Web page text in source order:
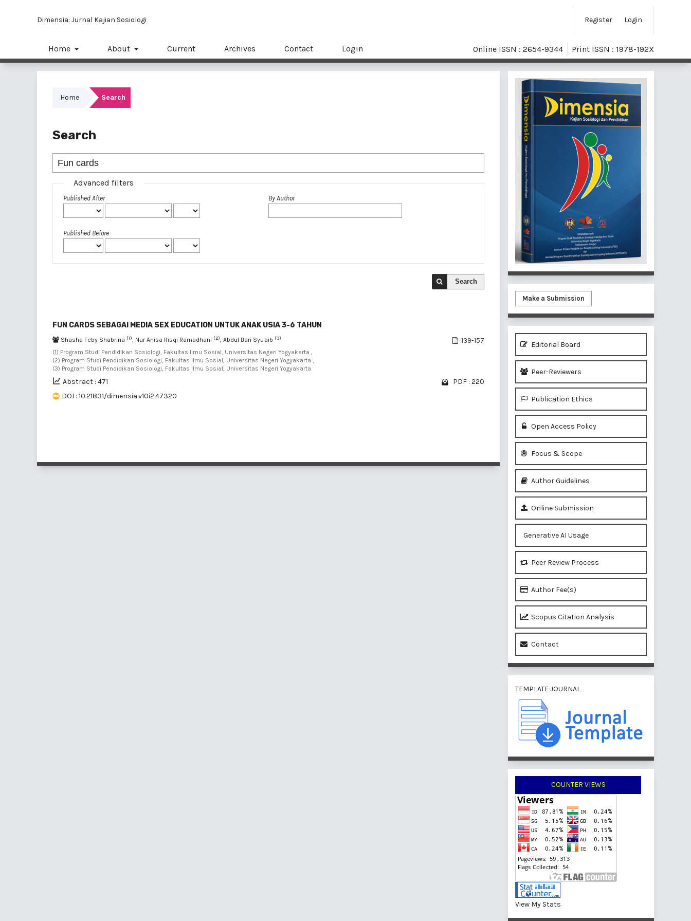
Dimensia: Jurnal Kajian Sosiologi Register Login
Home About Current Archives Contact Login Online ISSN : 2654-9344 Print ISSN : 1978-192X
Home Search
Search
Advanced filters
Published After
Published Before
By Author
Search
FUN CARDS SEBAGAI MEDIA SEX EDUCATION UNTUK ANAK USIA 3-6 TAHUN
Shasha Feby Shabrina (1), Nur Anisa Risqi Ramadhani (2), Abdul Bari Syu'aib (3)
(1) Program Studi Pendidikan Sosiologi, Fakultas Ilmu Sosial, Universitas Negeri Yogyakarta ,
(2) Program Studi Pendidikan Sosiologi, Fakultas Ilmu Sosial, Universitas Negeri Yogyakarta ,
(3) Program Studi Pendidikan Sosiologi, Fakultas Ilmu Sosial, Universitas Negeri Yogyakarta
139-157
Abstract : 471
PDF : 220
DOI : 10.21831/dimensia.v10i2.47320
Make a Submission
Editorial Board
Peer-Reviewers
Publication Ethics
Open Access Policy
Focus & Scope
Author Guidelines
Online Submission
Generative AI Usage
Peer Review Process
Author Fee(s)
Scopus Citation Analysis
Contact
TEMPLATE JOURNAL
COUNTER VIEWS
View My Stats